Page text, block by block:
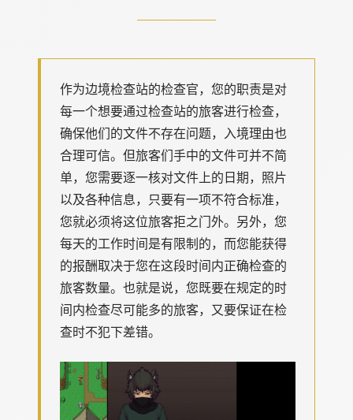
作为边境检查站的检查官，您的职责是对
每一个想要通过检查站的旅客进行检查，
确保他们的文件不存在问题，入境理由也
合理可信。但旅客们手中的文件可并不简
单，您需要逐一核对文件上的日期，照片
以及各种信息，只要有一项不符合标准，
您就必须将这位旅客拒之门外。另外，您
每天的工作时间是有限制的，而您能获得
的报酬取决于您在这段时间内正确检查的
旅客数量。也就是说，您既要在规定的时
间内检查尽可能多的旅客，又要保证在检
查时不犯下差错。